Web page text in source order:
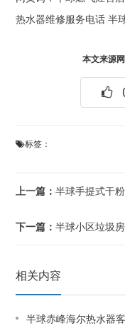
热水器维修服务电话 半
本文来源
标签：
上一篇：半球手提式干粉灭火器
下一篇：半球小区垃圾房一
相关内容
半球赤峰海尔热水器客服电话,赤峰海尔售后维